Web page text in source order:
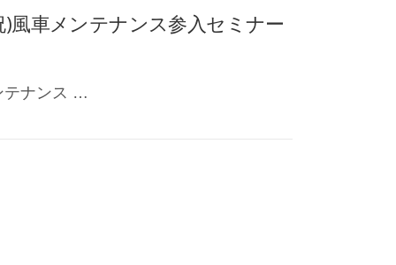
風車メンテナンス参入セミナー
テナンス …